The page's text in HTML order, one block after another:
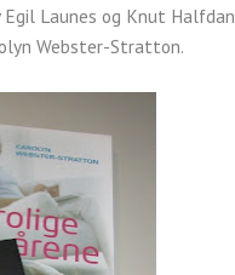
Launes og Knut
Webster-Stratton.